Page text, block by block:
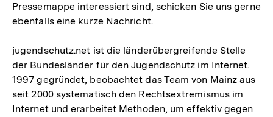
Pressemappe interessiert sind, schicken Sie uns gerne
ebenfalls eine kurze Nachricht.
jugendschutz.net ist die länderübergreifende Stelle
der Bundesländer für den Jugendschutz im Internet.
1997 gegründet, beobachtet das Team von Mainz aus
seit 2000 systematisch den Rechtsextremismus im
Internet und erarbeitet Methoden, um effektiv gegen